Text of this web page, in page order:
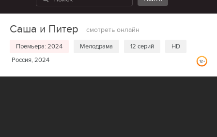
Саша и Питер смотреть онлайн
Премьера: 2024 Мелодрама 12 серий
HD
Россия, 2024